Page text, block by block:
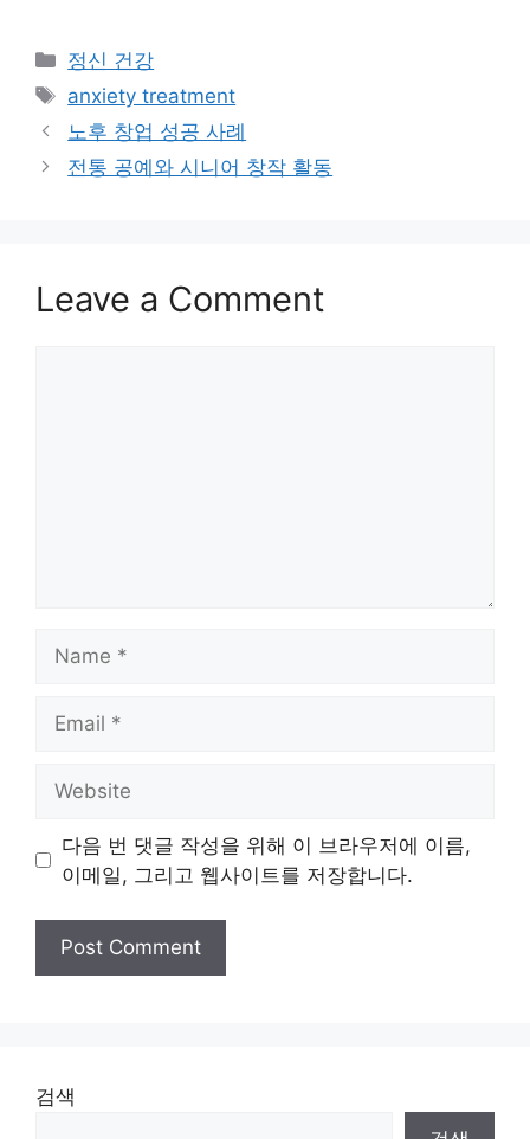
Categories
정신 건강
Tags
anxiety treatment
노후 창업 성공 사례
전통 공예와 시니어 창작 활동
Leave a Comment
다음 번 댓글 작성을 위해 이 브라우저에 이름,
이메일, 그리고 웹사이트를 저장합니다.
검색